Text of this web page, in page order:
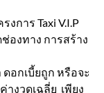
การ Taxi V.I.P
องทาง การสร้าง
อกเบี้ยถูก หรือจะ
างวดเฉลี่ย เพียง